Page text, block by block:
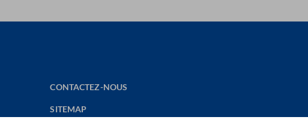
CONTACTEZ-NOUS
SITEMAP